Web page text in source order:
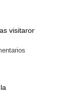
visitaron